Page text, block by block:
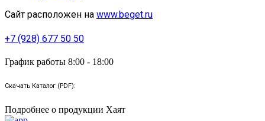
Сайт расположен на www.beget.ru
+7 (928) 677 50 50
График работы 8:00 - 18:00
Скачать Каталог (PDF):
Подробнее о продукции Хаят